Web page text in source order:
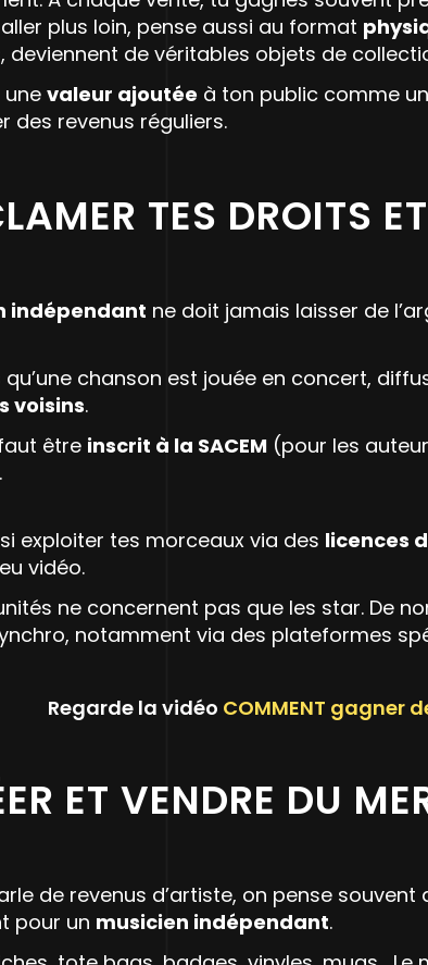
plus loin, pense aussi au format
deviennent de véritables objets de
une valeur ajoutée à ton public comme
des revenus réguliers.
TES DROITS
indépendant ne doit jamais laisser de
chanson est jouée en concert,
voisins.
être inscrit à la SACEM (pour les
exploiter tes morceaux via des licences
vidéo.
ne concernent pas que les star. De
notamment via des plateformes
Regarde la vidéo COMMENT gagner
ET VENDRE DU
de revenus d’artiste, on pense
pour un musicien indépendant.